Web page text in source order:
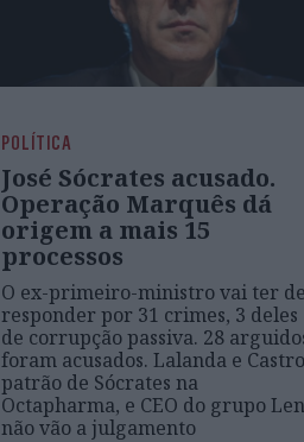
POLÍTICA
José Sócrates acusado.
Operação Marquês dá
origem a mais 15
processos
O ex-primeiro-ministro vai ter de
responder por 31 crimes, 3 deles
de corrupção passiva. 28
foram acusados. Lalanda e
patrão de Sócrates na
Octapharma, e CEO do grupo
não vão a julgamento